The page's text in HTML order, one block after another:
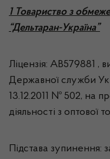
1 Товариство з
“Дельтаран-Україна”
Ліцензія: АВ579881 ,
Державної служби
13.12.2011 № 502, на
діяльності з оптової
Підстава зупинення: